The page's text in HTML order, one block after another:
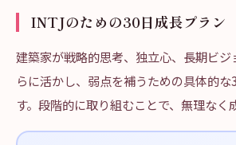
INTJのための30日成長プラン
建築家が戦略的思考、独立心、長期ビジ
らに活かし、弱点を補うための具体的
す。段階的に取り組むことで、無理なく